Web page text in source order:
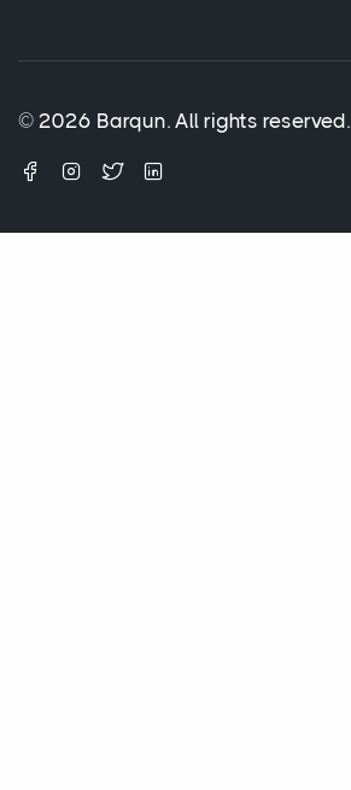
© 2026 Barqun. All rights reserved.